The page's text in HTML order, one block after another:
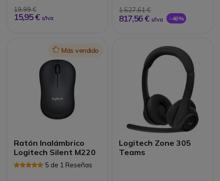
19,99 €
15,95 € s/Iva
1.527,61 €
817,56 € s/Iva -46%
IconMás vendido
Ratón Inalámbrico
Logitech Silent M220
5 de 1 Reseñas
Logitech Zone 305
Teams